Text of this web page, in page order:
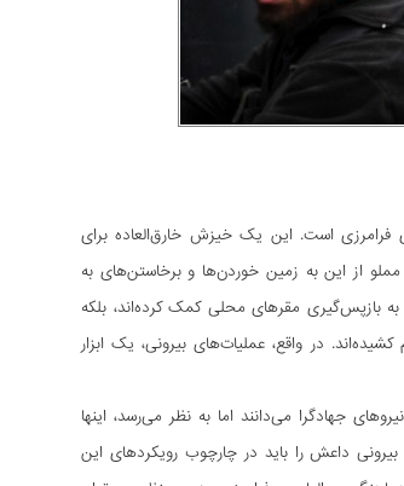
فرامرزی است. این یک خیزش خارق‌العاده برای
از این به زمین خوردن‌ها و برخاستن‌های به
بازپس‌گیری مقرهای محلی کمک کرده‌اند، بلکه
در واقع، عملیات‌های بیرونی، یک ابزار
جهادگرا می‌دانند اما به نظر می‌رسد، اینها
داعش را باید در چارچوب رویکرد‌های این